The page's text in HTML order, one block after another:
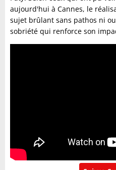
aujourd'hui à Cannes, le
sujet brûlant sans pathos ni
sobriété qui renforce son